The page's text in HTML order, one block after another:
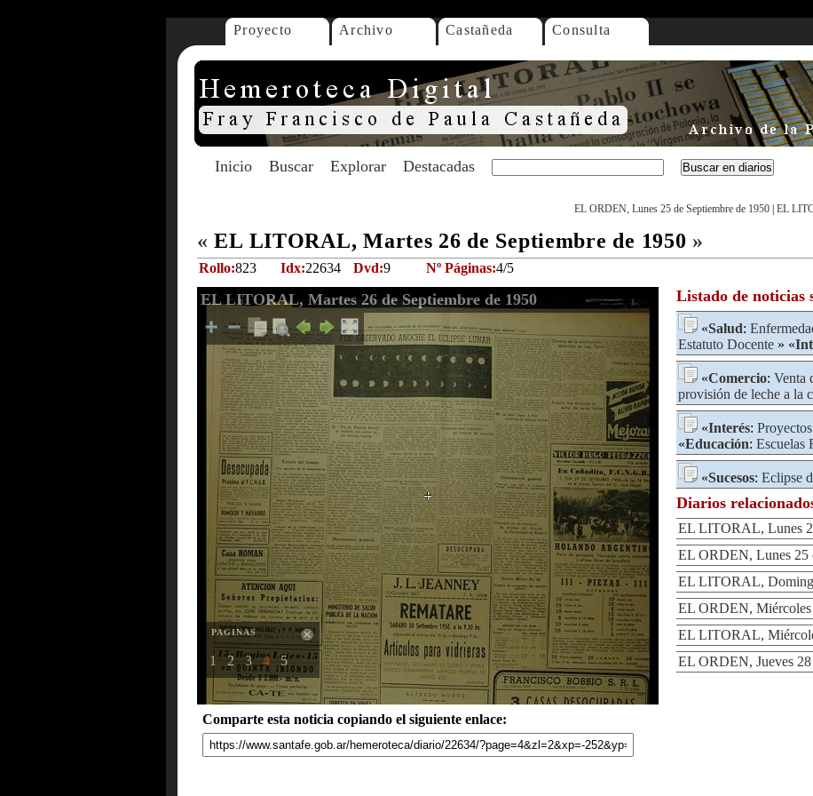
Proyecto Archivo Castañeda Consulta
Inicio Buscar Explorar Destacadas
EL ORDEN, Lunes 25 de Septiembre de 1950 EL
« EL LITORAL, Martes 26 de Septiembre de 1950 »
Rollo:823 Idx:22634 Dvd:9 Nº Páginas:4/5
EL LITORAL, Martes 26 de Septiembre de 1950
PAGINAS
1 2 3 4 5
Comparte esta noticia copiando el siguiente enlace:
Listado de noticias
«Salud:
Estatuto Docente » «
«Comercio: Venta
provisión de leche a la
«Interés: Proyectos
«Educación: Escuelas
«Sucesos: Eclipse
Diarios
EL LITORAL, Lunes
EL ORDEN, Lunes 25
EL LITORAL,
EL ORDEN, Miércoles
EL LITORAL,
EL ORDEN, Jueves